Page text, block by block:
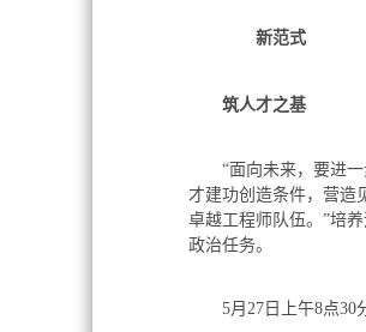
新范式
筑人才之基
“面向未来，要进一
才建功创造条件，营造
卓越工程师队伍。”培
政治任务。
5月27日上午8点30分